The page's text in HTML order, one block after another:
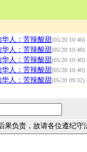
人：苦辣酸甜(05/20 10:40)
人：苦辣酸甜(05/20 10:40)
人：苦辣酸甜(05/20 10:40)
人：苦辣酸甜(05/20 10:40)
人：苦辣酸甜(05/20 09:32)
果负责，故请各位遵纪守